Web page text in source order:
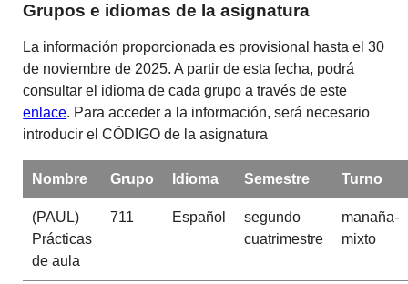
Grupos e idiomas de la asignatura
La información proporcionada es provisional hasta el 30
de noviembre de 2025. A partir de esta fecha, podrá
consultar el idioma de cada grupo a través de este
enlace. Para acceder a la información, será necesario
introducir el CÓDIGO de la asignatura
Nombre Grupo Idioma Semestre Turno
(PAUL)
Prácticas
de aula
711 Español
segundo
cuatrimestre
manaña-
mixto